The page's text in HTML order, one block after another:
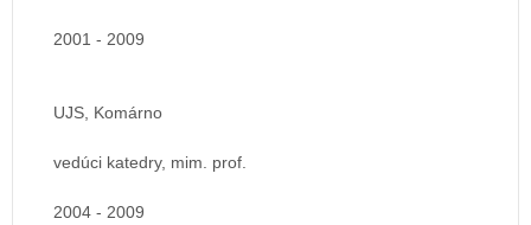
2001 - 2009
UJS, Komárno
vedúci katedry, mim. prof.
2004 - 2009